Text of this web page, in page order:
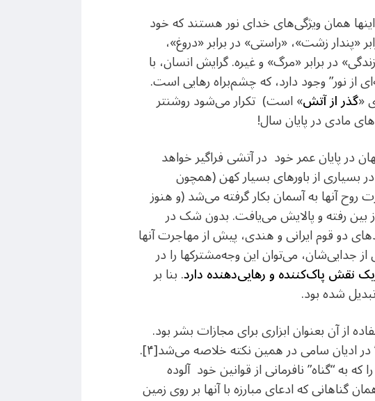
اینها همان ویژگی‌های خدای نور هستند که خود
زشت»، «راستی» در برابر «دروغ»،
در برابر «مرگ» و غیره. گرایش انسان، با
نور” وجود دارد، که چشم‌براه رهایی است.
«گذر از آتش» است) تکرار می‌شود روشنتر
مادی در پایان سال!
در پایان عمر خود در آتشی فراگیر خواهد
بسیاری از باورهای بسیار کهن (همچون
آنها به آسمان بکار گرفته می‌شد (و هنوز
بین رفته و پالایش می‌یافت. بدون شک در
دو قوم ایرانی و هندی، پیش از مهاجرت آنها
جدایی‌شان، می‌توان این وجه‌مشترکها را در
نقش پاک‌کننده و رهایی‌دهنده دارد. بنا بر
شده بود.
از آن بعنوان ابزاری برای مجازات بشر بود.
تفاوت آتش در آیین‌های زرتشت، ودایی و یا همچنین «آتش جهانی» مانی با “آتش جهنم” در ادیان سامی در همین نکته خلاصه می‌شد[۴].
به “گناه” نافرمانی از قوانین خود آلوده
با همان گناهانی که ادعای مبارزه با آنها بر روی زمین